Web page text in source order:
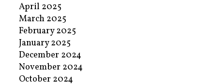
April 2025
March 2025
February 2025
January 2025
December 2024
November 2024
October 2024